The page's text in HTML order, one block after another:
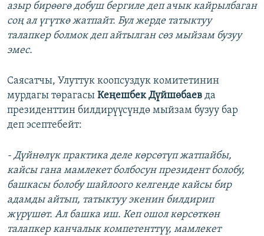
азыр бирөөгө добуш бергиле деп ачык кайрылбаган
соң ал үгүткө жатпайт. Бул жерде татыктуу
талапкер болмок деп айтылган сөз мыйзам бузуу
эмес.
Саясатчы, Улуттук коопсуздук комитетинин
мурдагы төрагасы Кеңешбек Дүйшөбаев да
президенттин билдирүүсүндө мыйзам бузуу бар
деп эсептебейт:
- Дүйнөлүк практика деле көрсөтүп жатпайбы,
кайсы гана мамлекет болбосун президент болобу,
башкасы болобу шайлоого келгенде кайсы бир
адамды айтып, татыктуу экенин билдирип
жүрүшөт. Ал башка иш. Кеп ошол көрсөткөн
талапкер канчалык компетенттүү, мамлекет